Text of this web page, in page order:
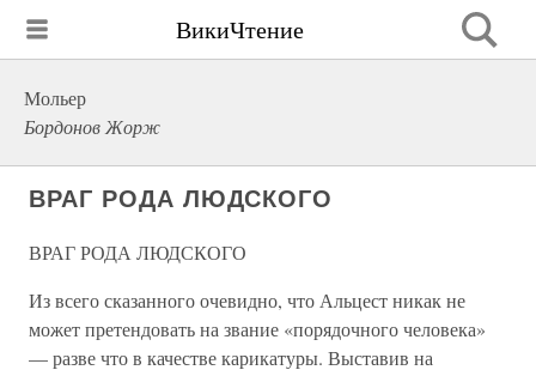
ВикиЧтение
Мольер
Бордонов Жорж
ВРАГ РОДА ЛЮДСКОГО
ВРАГ РОДА ЛЮДСКОГО
Из всего сказанного очевидно, что Альцест никак не
может претендовать на звание «порядочного человека»
— разве что в качестве карикатуры. Выставив на